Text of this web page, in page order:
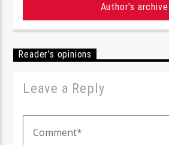
Author's archive
Reader's opinions
Leave a Reply